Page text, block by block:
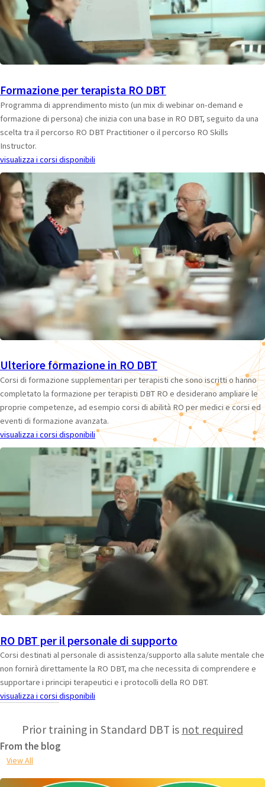
Formazione per terapista RO DBT
Programma di apprendimento misto (un mix di webinar on-demand e
formazione di persona) che inizia con una base in RO DBT, seguito da una
scelta tra il percorso RO DBT Practitioner o il percorso RO Skills
Instructor.
visualizza i corsi disponibili
Ulteriore formazione in RO DBT
Corsi di formazione supplementari per terapisti che sono iscritti o hanno
completato la formazione per terapisti DBT RO e desiderano ampliare le
proprie competenze, ad esempio corsi di abilità RO per medici e corsi ed
eventi di formazione avanzata.
visualizza i corsi disponibili
RO DBT per il personale di supporto
Corsi destinati al personale di assistenza/supporto alla salute mentale che
non fornirà direttamente la RO DBT, ma che necessita di comprendere e
supportare i principi terapeutici e i protocolli della RO DBT.
visualizza i corsi disponibili
Prior training in Standard DBT is not required
From the blog
View All